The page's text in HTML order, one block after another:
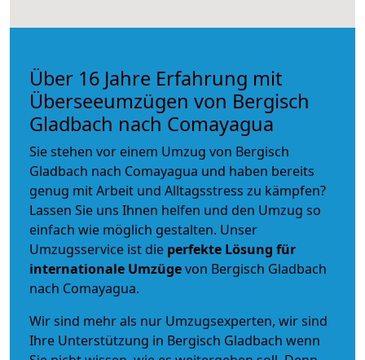
Über 16 Jahre Erfahrung mit
Überseeumzügen von Bergisch
Gladbach nach Comayagua
Sie stehen vor einem Umzug von Bergisch
Gladbach nach Comayagua und haben bereits
genug mit Arbeit und Alltagsstress zu kämpfen?
Lassen Sie uns Ihnen helfen und den Umzug so
einfach wie möglich gestalten. Unser
Umzugsservice ist die perfekte Lösung für
internationale Umzügevon Bergisch Gladbach
nach Comayagua.
Wir sind mehr als nur Umzugsexperten, wir sind
Ihre Unterstützung in Bergisch Gladbach wenn